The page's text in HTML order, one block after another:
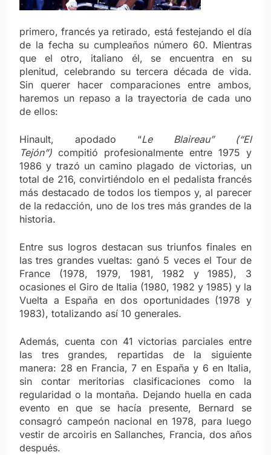
primero, francés ya retirado, está festejando el día
de la fecha su cumpleaños número 60. Mientras
que el otro, italiano él, se encuentra en su
plenitud, celebrando su tercera década de vida.
Sin querer hacer comparaciones entre ambos,
haremos un repaso a la trayectoria de cada uno
de ellos:
Hinault, apodado “Le Blaireau” (“El
Tejón”) compitió profesionalmente entre 1975 y
1986 y trazó un camino plagado de victorias, un
total de 216, convirtiéndolo en el pedalista francés
más destacado de todos los tiempos y, al parecer
de la redacción, uno de los tres más grandes de la
historia.
Entre sus logros destacan sus triunfos finales en
las tres grandes vueltas: ganó 5 veces el Tour de
France (1978, 1979, 1981, 1982 y 1985), 3
ocasiones el Giro de Italia (1980, 1982 y 1985) y la
Vuelta a España en dos oportunidades (1978 y
1983), totalizando así 10 generales.
Además, cuenta con 41 victorias parciales entre
las tres grandes, repartidas de la siguiente
manera: 28 en Francia, 7 en España y 6 en Italia,
sin contar meritorias clasificaciones como la
regularidad o la montaña. Dejando huella en cada
evento en que se hacía presente, Bernard se
consagró campeón nacional en 1978, para luego
vestir de arcoiris en Sallanches, Francia, dos años
después.